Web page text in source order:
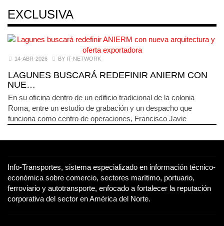
EXCLUSIVA
14-ABR-2026 BY IT-NETWORK
LAGUNES BUSCARÁ REDEFINIR ANIERM CON
NUE…
En su oficina dentro de un edificio tradicional de la colonia
Roma, entre un estudio de grabación y un despacho que
funciona como centro de operaciones, Francisco Javie
Info-Transportes, sistema especializado en información técnico-
económica sobre comercio, sectores marítimo, portuario,
ferroviario y autotransporte, enfocado a fortalecer la reputación
corporativa del sector en América del Norte.